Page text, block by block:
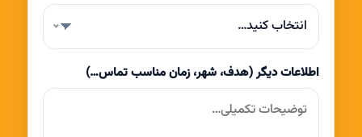
انتخاب کنید…
اطلاعات دیگر (هدف، شهر، زمان مناسب تماس…)